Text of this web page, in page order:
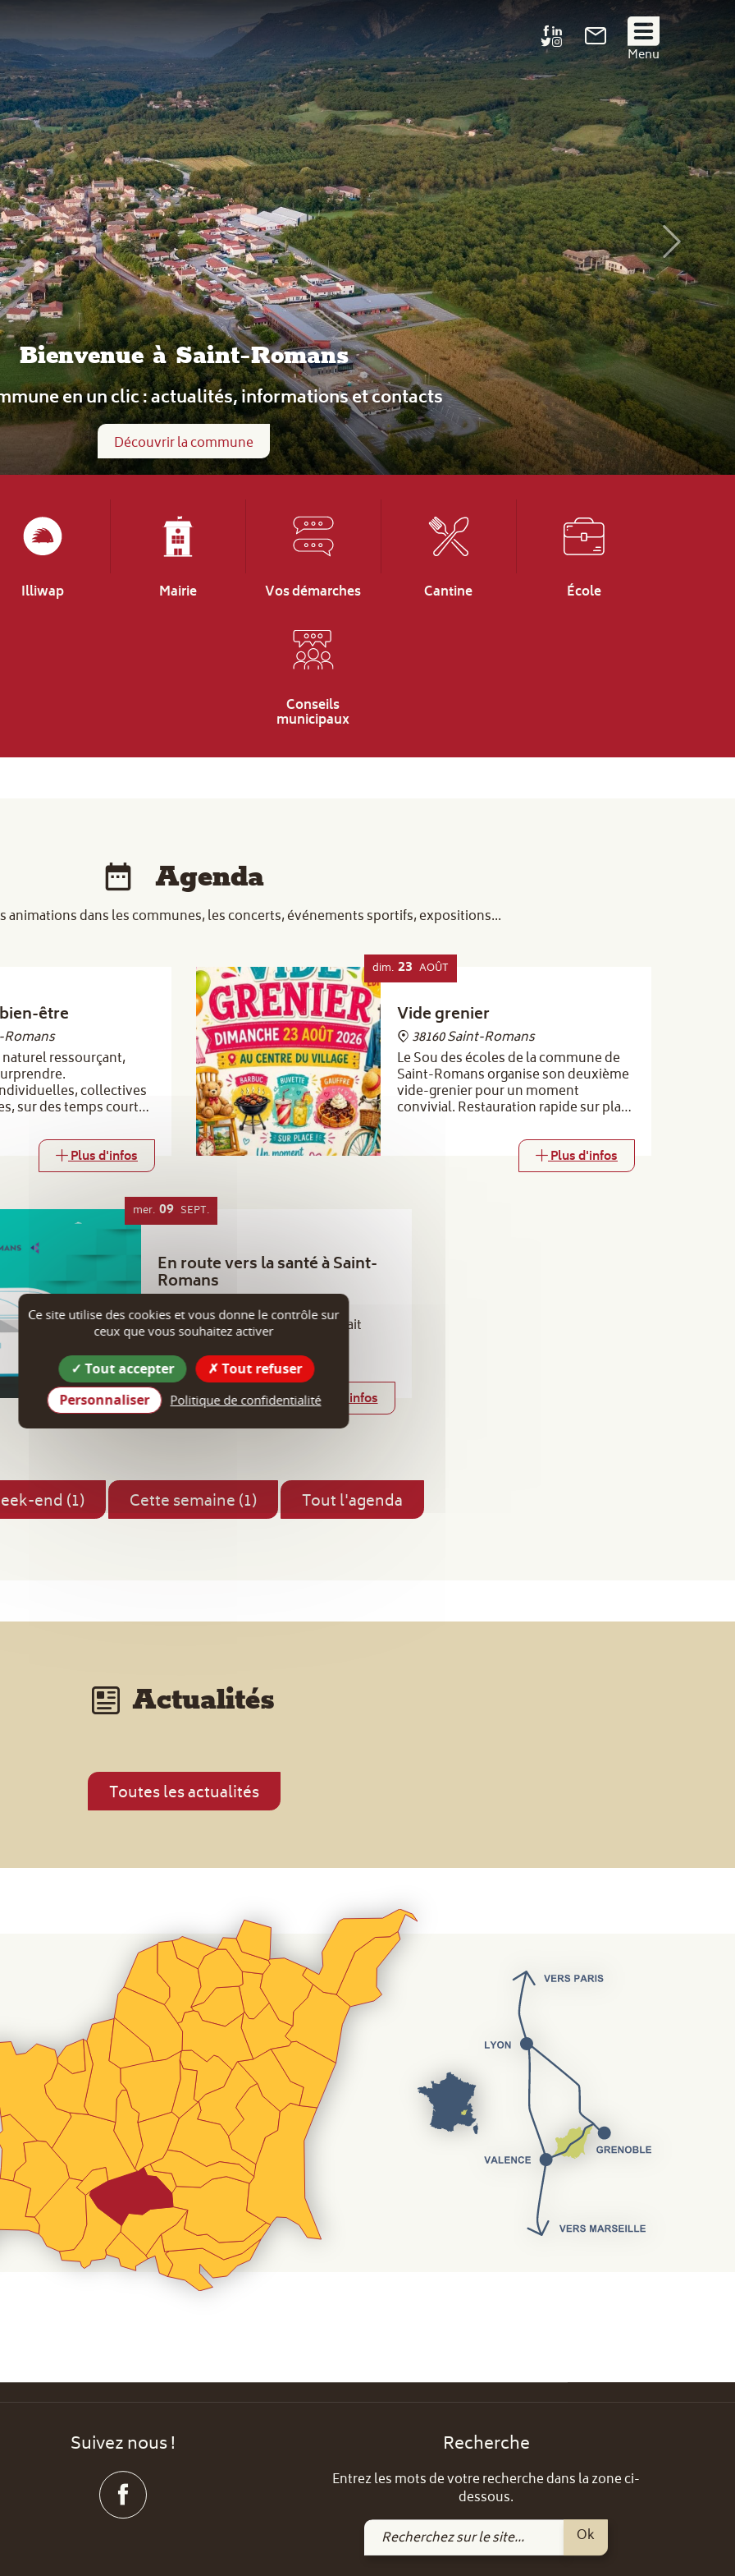
Suivez
nous
!
Menu
Informations scolaires
Écoles maternelle et primaire
Illiwap Mairie Vos démarches Cantine École
Conseils
municipaux
Agenda
animations dans les communes, les concerts, événements sportifs, expositions...
être
Romans
ressourçant,
collectives
sur des temps courts,
Bien-êtrePlus d'infos
dim. 23 AOÛT
Vide grenier
38160 Saint-Romans
Le Sou des écoles de la commune de
Saint-Romans organise son deuxième
vide-grenier pour un moment
convivial. Restauration rapide sur place
Plus d'infos
mer. 09 SEPT.
En route vers la santé à Saint-
Romans
38160 Saint-Romans
Le bus "En route vers la santé" fait
escale à Saint-Romans.
Plus d'infos
end (1) Cette semaine (1) Tout l'agenda
Actualités
Toutes les actualités
Suivez nous ! Recherche
Entrez les mots de votre recherche dans la zone ci-
dessous.
Recherchez
sur
Ok
Ce site utilise des cookies et vous donne le contrôle sur
ceux que vous souhaitez activer
Tout accepter
Tout refuser
Personnaliser
Politique de confidentialité